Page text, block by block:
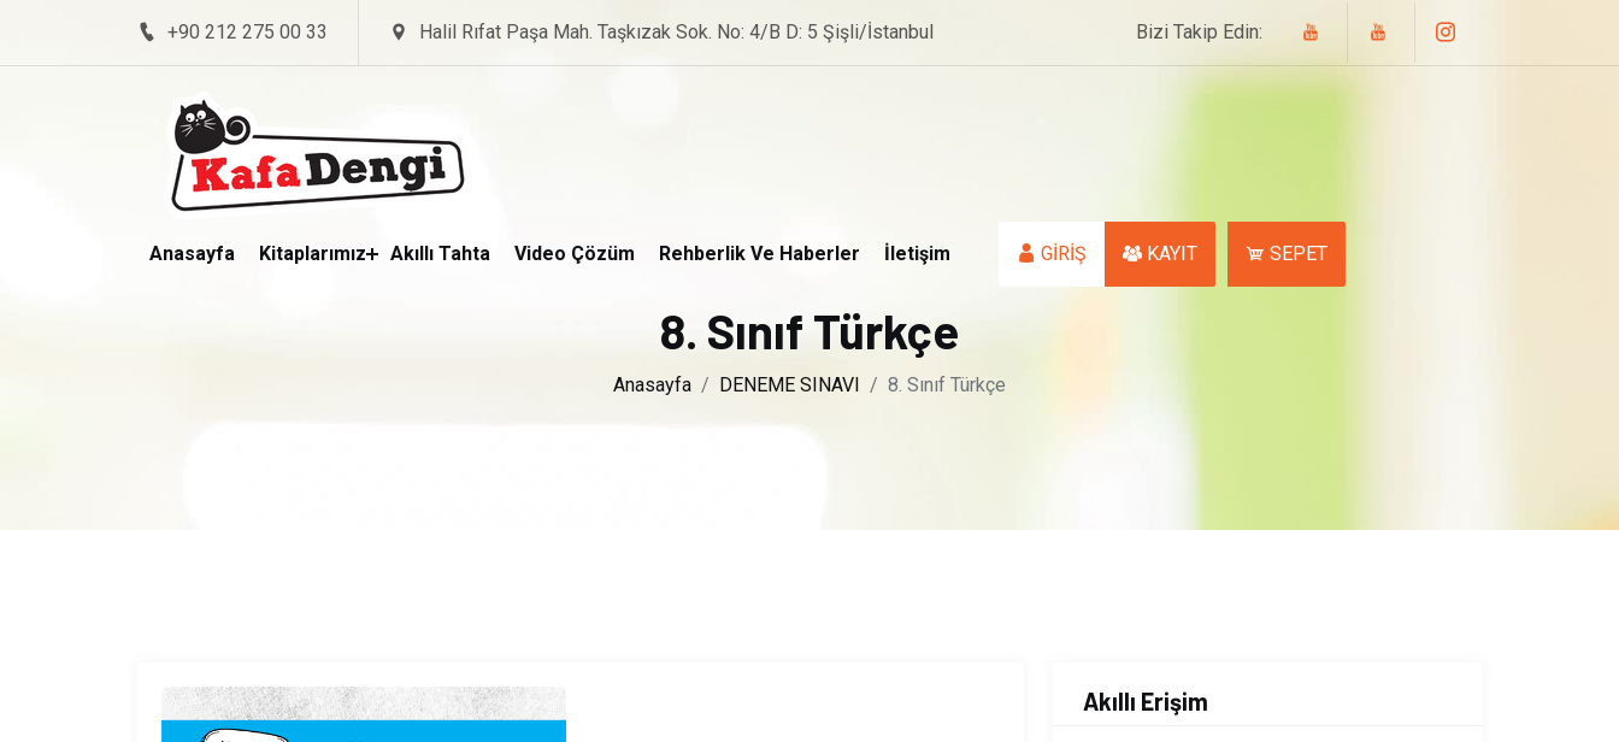
+90 212 275 00 33 Halil Rıfat Paşa Mah. Taşkızak Sok. No: 4/B D: 5 Şişli/İstanbul Bizi Takip Edin:
Anasayfa Kitaplarımız Akıllı Tahta Video Çözüm Rehberlik Ve Haberler İletişim GİRİŞ KAYIT SEPET
8. Sınıf Türkçe
Anasayfa DENEME SINAVI 8. Sınıf Türkçe
Akıllı Erişim